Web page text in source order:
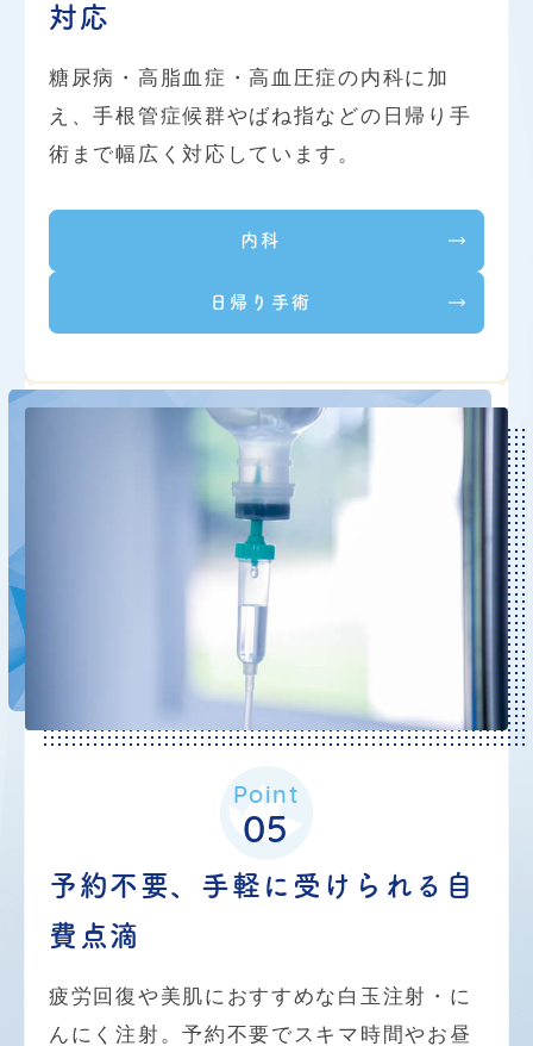
お電話でお問い合わせください。
株式会社 傑ＳＵＧＵＲＵ産業医事務所
TEL：072-636-6001
お知らせ
９時３０分 でございます
当院は９時３０分から１６時まで継続して診
療を行っております。
スタッフ確保の観点から定刻通りの開院とな
皆様にご不自由をおかけしますが、分散して
ご来院いただけますと、幸いです。
お知らせ
10月1日（水） 信愛整形外科・
内科クリニック開院のお知らせ
10月1日より摂津での地域医療への想いを新
対応
糖尿病・高脂血症・高血圧症の内科に加
え、手根管症候群やばね指などの日帰り手
術まで幅広く対応しています。
内科
日帰り手術
Point
05
予約不要、手軽に受けられる自
費点滴
疲労回復や美肌におすすめな白玉注射・に
んにく注射。予約不要でスキマ時間やお昼